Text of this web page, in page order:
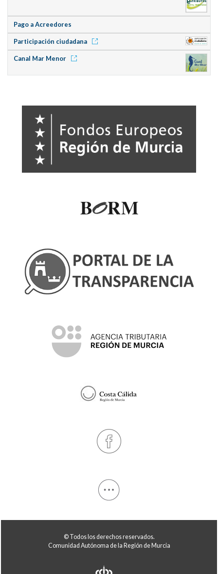
Pago a Acreedores
Participación ciudadana
Canal Mar Menor
© Todos los derechos reservados.
Comunidad Autónoma de la Región de Murcia